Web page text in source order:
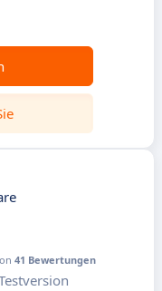
41 Bewertungen